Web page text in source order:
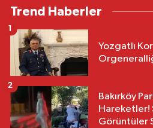
Trend Haberler
Yozgatlı
1
Bakırköy
Hareketler!
Görüntüler
2